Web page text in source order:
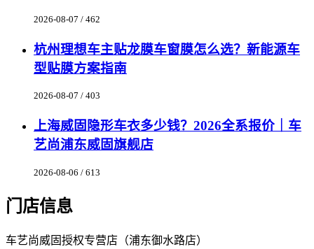
2026-08-07 / 462
杭州理想车主贴龙膜车窗膜怎么选？新能源车
型贴膜方案指南
2026-08-07 / 403
上海威固隐形车衣多少钱？2026全系报价｜车
艺尚浦东威固旗舰店
2026-08-06 / 613
门店信息
车艺尚威固授权专营店（浦东御水路店）